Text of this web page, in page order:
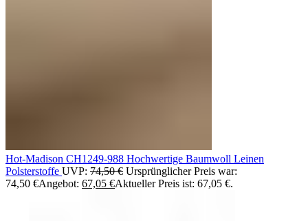
Hot-Madison CH1249-988 Hochwertige Baumwoll Leinen
Polsterstoffe UVP: 74,50€ Ursprünglicher Preis war:
74,50 €Angebot: 67,05 €Aktueller Preis ist: 67,05 €.